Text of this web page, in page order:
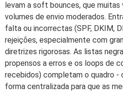
levam a soft bounces, que
volumes de envio moderados.
falta ou incorrectas (SPF, DKIM,
rejeições, especialmente com
diretrizes rigorosas. As listas
propensos a erros e os loops de
recebidos) completam o quadro -
forma centralizada para que as